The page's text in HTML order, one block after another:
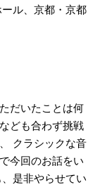
ル、京都・京都
だいたことは何
ども合わず挑戦
クラシックな音
今回のお話をい
是非やらせてい